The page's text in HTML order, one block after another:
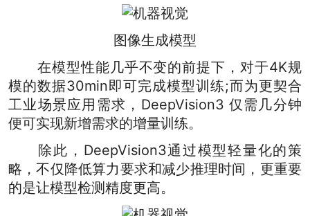
图像生成模型
在模型性能几乎不变的前提下，对于4K规
模的数据30min即可完成模型训练;而为更契合
工业场景应用需求，DeepVision3 仅需几分钟
便可实现新增需求的增量训练。
除此，DeepVision3通过模型轻量化的策
略，不仅降低算力要求和减少推理时间，更重要
的是让模型检测精度更高。